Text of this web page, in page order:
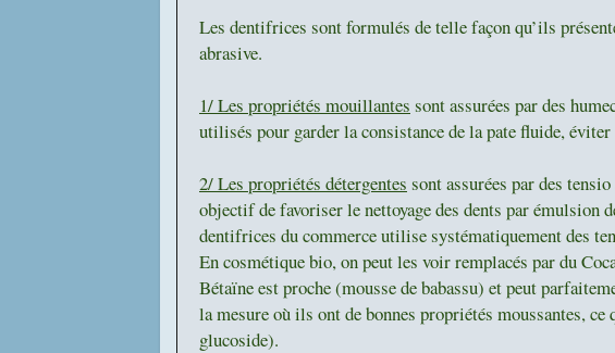
Les dentifrices sont formulés de telle façon qu’ils
abrasive.
1/ Les propriétés mouillantes sont assurées par des
utilisés pour garder la consistance de la pate fluide,
2/ Les propriétés détergentes sont assurées par des
objectif de favoriser le nettoyage des dents par émulsion
dentifrices du commerce utilise systématiquement des
En cosmétique bio, on peut les voir remplacés par du
Bétaïne est proche (mousse de babassu) et peut
la mesure où ils ont de bonnes propriétés moussantes,
glucoside).